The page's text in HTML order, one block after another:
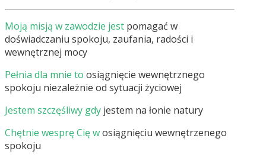
Moją misją w zawodzie jest pomagać w
doświadczaniu spokoju, zaufania, radości i
wewnętrznej mocy
Pełnia dla mnie to osiągnięcie wewnętrznego
spokoju niezależnie od sytuacji życiowej
Jestem szczęśliwy gdy jestem na łonie natury
Chętnie wesprę Cię wosiągnięciu wewnętrzenego
spokoju